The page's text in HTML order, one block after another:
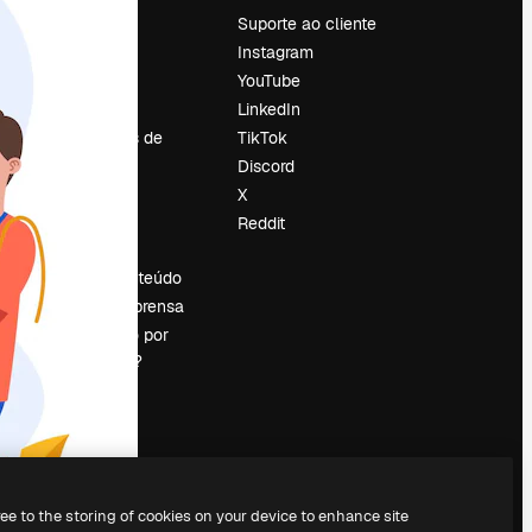
Tendências de
Vender conteúdo
Sala de imprensa
Procurando por
magnific.ai?
Suporte ao cliente
Instagram
YouTube
LinkedIn
TikTok
Discord
X
Reddit
to the storing of cookies on your device to enhance site